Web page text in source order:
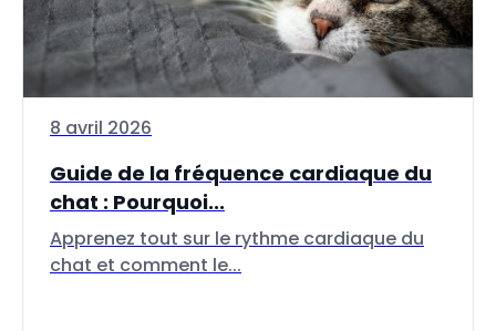
8 avril 2026
Guide de la fréquence cardiaque du
chat : Pourquoi...
Apprenez tout sur le rythme cardiaque du
chat et comment le...